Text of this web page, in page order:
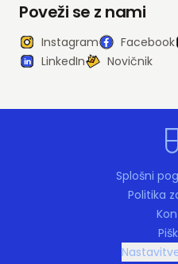
Poveži se z nami
Instagram Facebook
LinkedIn
Novičnik
Splošni
Politika